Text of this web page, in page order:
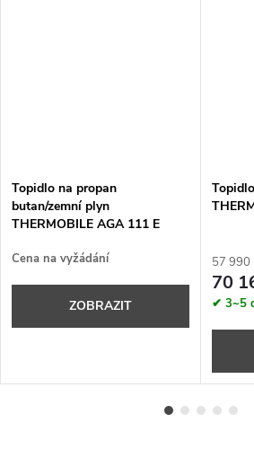
Topidlo na propan
butan/zemní plyn
THERMOBILE AGA 111 E
Cena na vyžádání
ZOBRAZIT
57 990
70
✔ 3~5